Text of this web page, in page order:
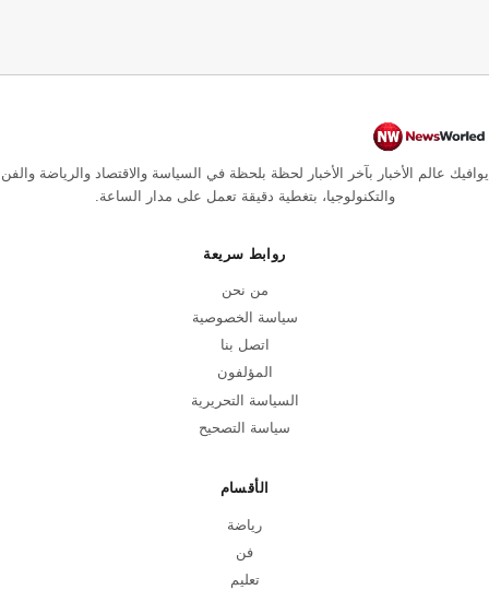
يوافيك عالم الأخبار بآخر الأخبار لحظة بلحظة في السياسة والاقتصاد والرياضة والفن
والتكنولوجيا، بتغطية دقيقة تعمل على مدار الساعة.
روابط سريعة
من نحن
سياسة الخصوصية
اتصل بنا
المؤلفون
السياسة التحريرية
سياسة التصحيح
الأقسام
رياضة
فن
تعليم